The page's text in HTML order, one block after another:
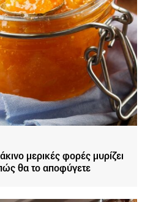
μερικές φορές μυρίζει
πώς θα το αποφύγετε